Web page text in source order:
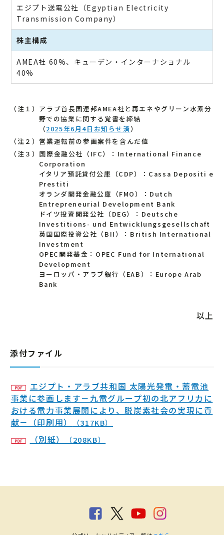
エジプト送電公社（Egyptian Electricity
Transmission Company）
株主構成
AMEA社 60%、キューデン・インターナショナル
40%
（注１）アラブ首長国連邦AMEA社と再エネやグリーン水素分
野での協業に関する覚書を締結
（2025年6月4日お知らせ済）
（注２）営業運転前の参画案件を含んだ値
（注３）国際金融公社（IFC）：International Finance
Corporation
イタリア預託貸付公庫（CDP）：Cassa Depositi e
Prestiti
オランダ開発金融公庫（FMO）：Dutch
Entrepreneurial Development Bank
ドイツ投資開発公社（DEG）：Deutsche
Investitions- und Entwicklungsgesellschaft
英国国際投資公社（BII）：British International
Investment
OPEC開発基金：OPEC Fund for International
Development
ヨーロッパ・アラブ銀行（EAB）：Europe Arab
Bank
以上
添付ファイル
エジプト・アラブ共和国 太陽光発電・蓄電池
事業に参画します－九電グループ初の北アフリカに
おける電力事業展開により、脱炭素社会の実現に貢
献－（印刷用）
（317KB）
（別紙） （208KB）